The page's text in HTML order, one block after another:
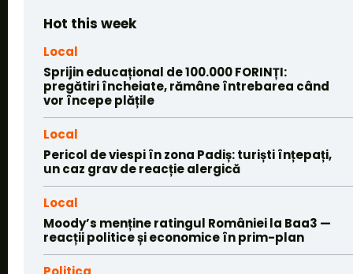
Hot this week
Local
Sprijin educațional de 100.000 FORINȚI:
pregătiri încheiate, rămâne întrebarea când
vor începe plățile
Local
Pericol de viespi în zona Padiș: turiști înțepați,
un caz grav de reacție alergică
Local
Moody’s menține ratingul României la Baa3 —
reacții politice și economice în prim-plan